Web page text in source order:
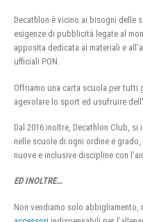
Decathlon è vicino ai bisogni delle
esigenze di pubblicità legate al
apposita dedicata ai materiali e
ufficiali PON.
Offriamo una carta scuola per
agevolare lo sport ed usufruire
Dal 2016 inoltre, Decathlon Club,
nelle scuole di ogni ordine e
nuove e inclusive discipline con
ED INOLTRE…
Non vendiamo solo